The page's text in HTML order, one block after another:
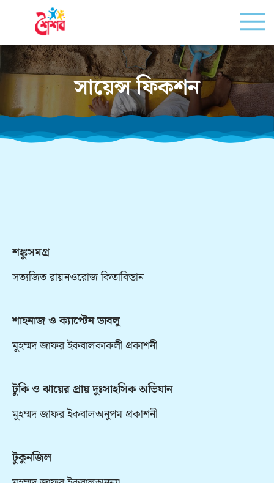
সায়েন্স ফিকশন
শঙ্কুসমগ্র
সত্যজিত রায়নওরোজ কিতাবিস্তান
শাহনাজ ও ক্যাপ্টেন ডাবলু
মুহম্মদ জাফর ইকবালকাকলী প্রকাশনী
টুকি ও ঝায়ের প্রায় দুঃসাহসিক অভিযান
মুহম্মদ জাফর ইকবালঅনুপম প্রকাশনী
টুকুনজিল